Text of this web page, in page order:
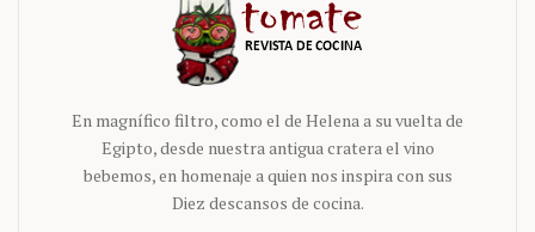
En magnífico filtro, como el de Helena a su vuelta de
Egipto, desde nuestra antigua cratera el vino
bebemos, en homenaje a quien nos inspira con sus
Diez descansos de cocina.